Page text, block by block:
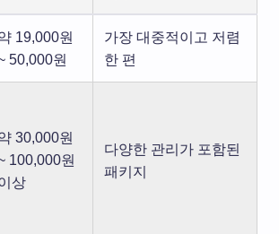
19,000원
50,000원
가장 대중적이고 저렴
한 편
30,000원
100,000원
상
다양한 관리가 포함된
패키지